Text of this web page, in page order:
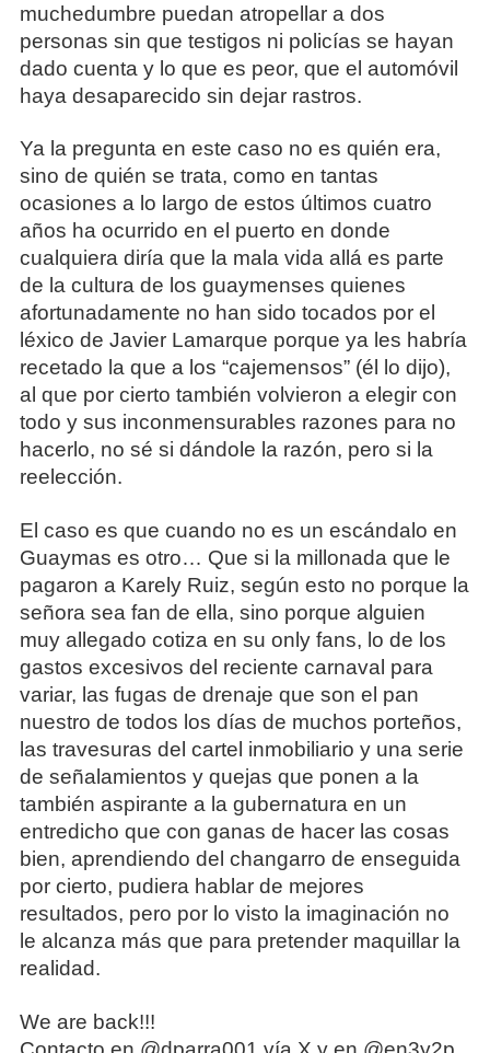
muchedumbre puedan atropellar a dos
personas sin que testigos ni policías se hayan
dado cuenta y lo que es peor, que el automóvil
haya desaparecido sin dejar rastros.
Ya la pregunta en este caso no es quién era,
sino de quién se trata, como en tantas
ocasiones a lo largo de estos últimos cuatro
años ha ocurrido en el puerto en donde
cualquiera diría que la mala vida allá es parte
de la cultura de los guaymenses quienes
afortunadamente no han sido tocados por el
léxico de Javier Lamarque porque ya les habría
recetado la que a los “cajemensos” (él lo dijo),
al que por cierto también volvieron a elegir con
todo y sus inconmensurables razones para no
hacerlo, no sé si dándole la razón, pero si la
reelección.
El caso es que cuando no es un escándalo en
Guaymas es otro… Que si la millonada que le
pagaron a Karely Ruiz, según esto no porque la
señora sea fan de ella, sino porque alguien
muy allegado cotiza en su only fans, lo de los
gastos excesivos del reciente carnaval para
variar, las fugas de drenaje que son el pan
nuestro de todos los días de muchos porteños,
las travesuras del cartel inmobiliario y una serie
de señalamientos y quejas que ponen a la
también aspirante a la gubernatura en un
entredicho que con ganas de hacer las cosas
bien, aprendiendo del changarro de enseguida
por cierto, pudiera hablar de mejores
resultados, pero por lo visto la imaginación no
le alcanza más que para pretender maquillar la
realidad.
We are back!!!